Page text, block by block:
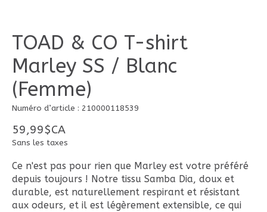
TOAD & CO T-shirt
Marley SS / Blanc
(Femme)
Numéro d’article : 210000118539
59,99$CA
Sans les taxes
Ce n'est pas pour rien que Marley est votre préféré
depuis toujours ! Notre tissu Samba Dia, doux et
durable, est naturellement respirant et résistant
aux odeurs, et il est légèrement extensible, ce qui